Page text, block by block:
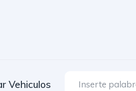
Vehiculos